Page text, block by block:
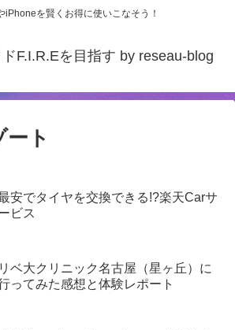
iPhoneを賢くお得に使いこなそう！
F.I.R.Eを目指す by reseau-blog
ト
安でタイヤを交換できる!?楽天Carサ
ビス
リベ大クリニック名古屋（星ヶ丘）に
ってみた感想と体験レポート